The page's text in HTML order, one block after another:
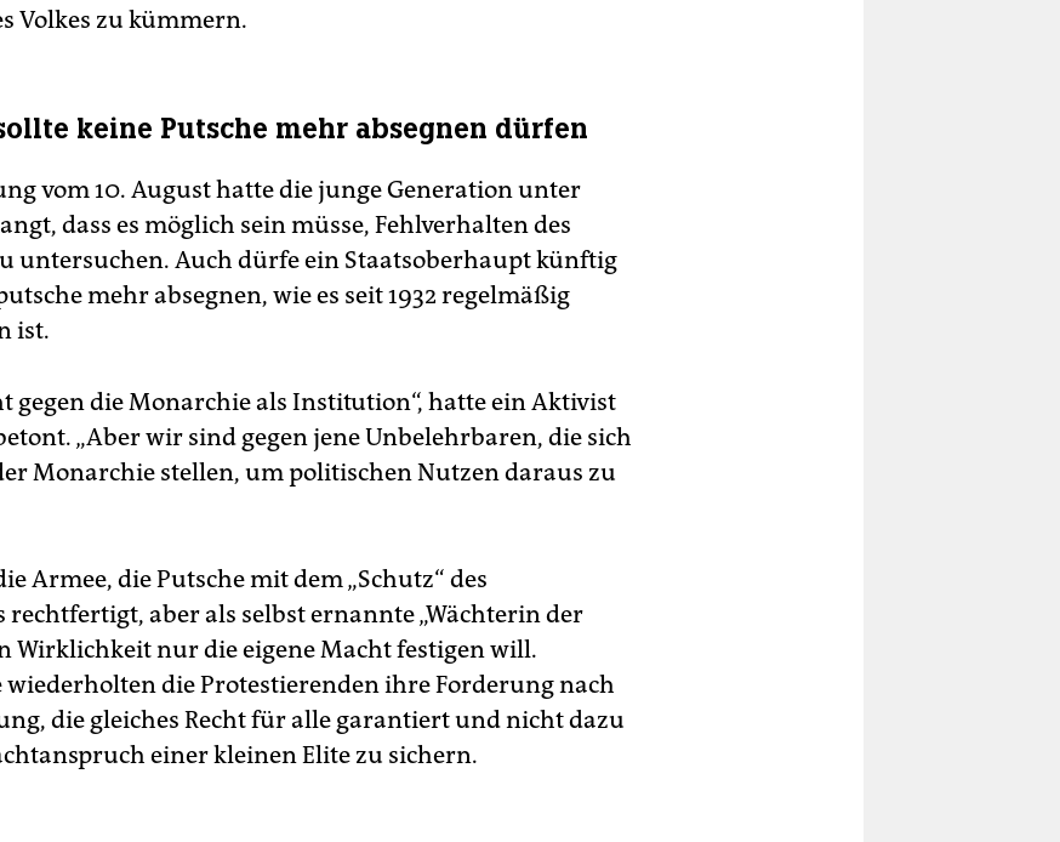
Volkes zu kümmern.
keine Putsche mehr absegnen dürfen
vom 10. August hatte die junge Generation unter
dass es möglich sein müsse, Fehlverhalten des
untersuchen. Auch dürfe ein Staatsoberhaupt künftig
mehr absegnen, wie es seit 1932 regelmäßig
ist.
gegen die Monarchie als Institution“, hatte ein Aktivist
„Aber wir sind gegen jene Unbelehrbaren, die sich
Monarchie stellen, um politischen Nutzen daraus zu
Armee, die Putsche mit dem „Schutz“ des
rechtfertigt, aber als selbst ernannte „Wächterin der
Wirklichkeit nur die eigene Macht festigen will.
wiederholten die Protestierenden ihre Forderung nach
die gleiches Recht für alle garantiert und nicht dazu
einer kleinen Elite zu sichern.